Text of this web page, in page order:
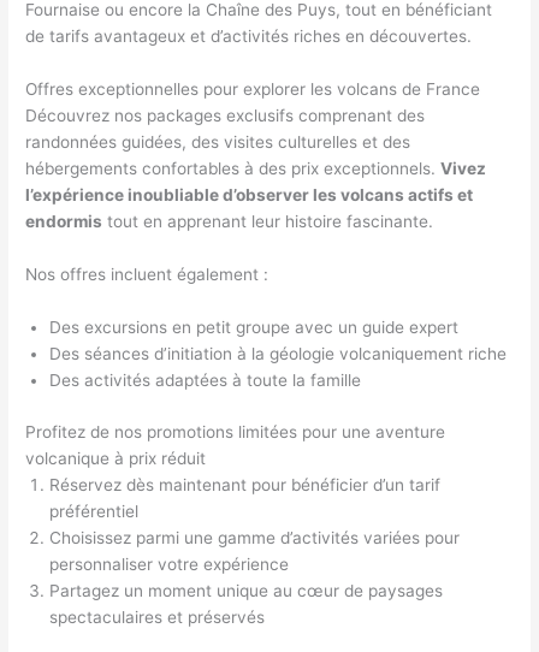
Fournaise ou encore la Chaîne des Puys, tout en bénéficiant
de tarifs avantageux et d’activités riches en découvertes.
Offres exceptionnelles pour explorer les volcans de France
Découvrez nos packages exclusifs comprenant des
randonnées guidées, des visites culturelles et des
hébergements confortables à des prix exceptionnels.Vivez
l’expérience inoubliable d’observer les volcans actifs et
endormis tout en apprenant leur histoire fascinante.
Nos offres incluent également :
Des excursions en petit groupe avec un guide expert
Des séances d’initiation à la géologie volcaniquement riche
Des activités adaptées à toute la famille
Profitez de nos promotions limitées pour une aventure
volcanique à prix réduit
Réservez dès maintenant pour bénéficier d’un tarif
préférentiel
Choisissez parmi une gamme d’activités variées pour
personnaliser votre expérience
Partagez un moment unique au cœur de paysages
spectaculaires et préservés